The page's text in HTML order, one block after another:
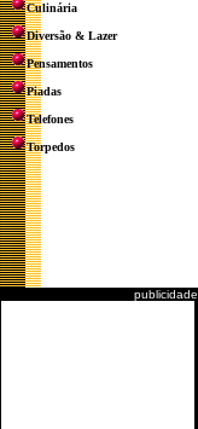
Culinária
Diversão & Lazer
Pensamentos
Piadas
Telefones
Torpedos
publicidade